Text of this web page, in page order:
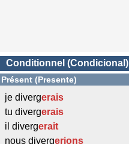
Conditionnel (Condicional)
Présent (Presente)
je divergerais
tu divergerais
il divergerait
nous divergerions